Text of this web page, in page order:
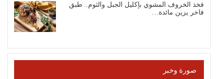
فخذ الخروف المشوي بإكليل الجبل والثوم.. طبق
فاخر يزين مائدة…
صورة وخبر